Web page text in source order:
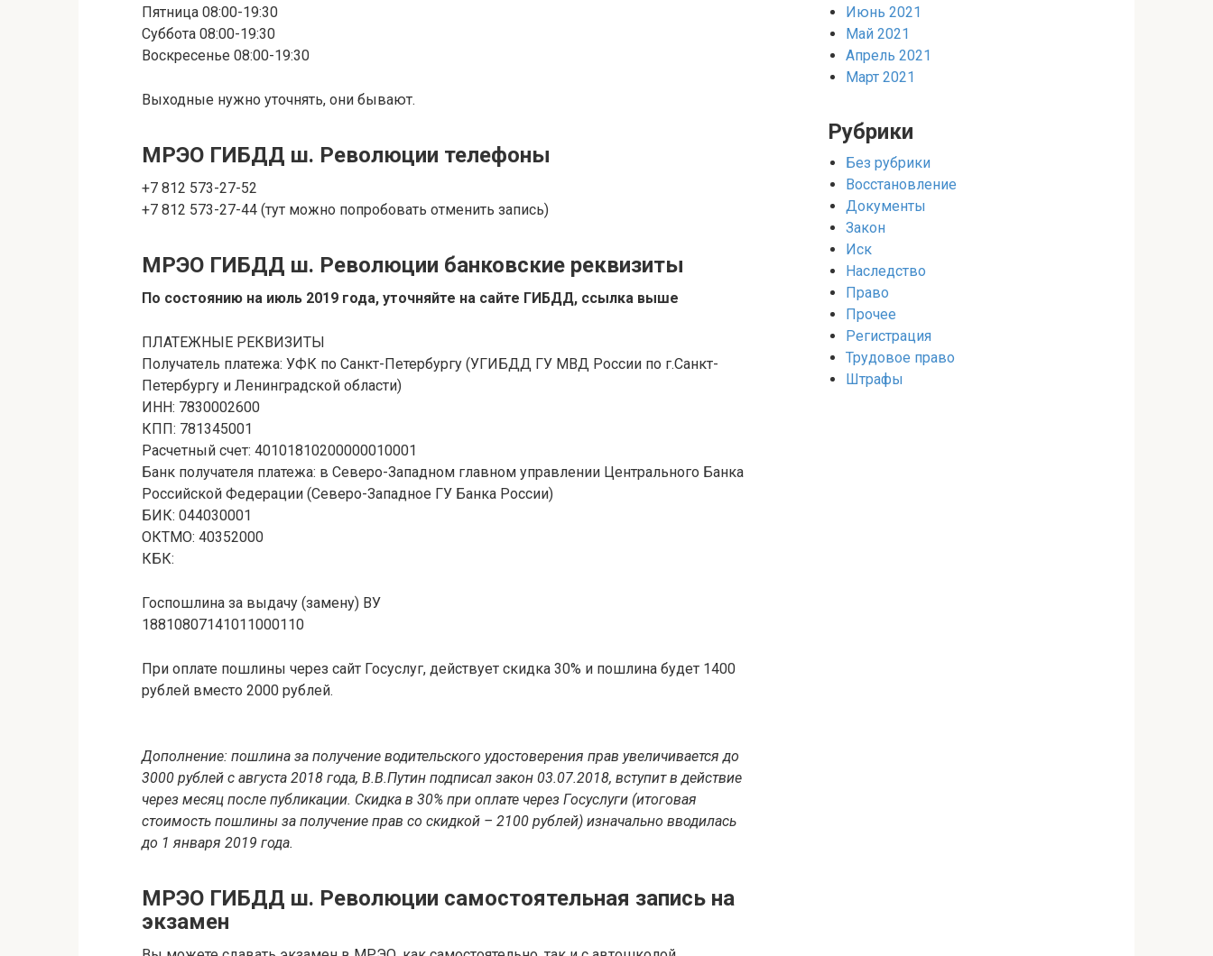
Пятница 08:00-19:30
Суббота 08:00-19:30
Воскресенье 08:00-19:30
Выходные нужно уточнять, они бывают.
МРЭО ГИБДД ш. Революции телефоны
+7 812 573-27-52
+7 812 573-27-44 (тут можно попробовать отменить запись)
МРЭО ГИБДД ш. Революции банковские реквизиты
По состоянию на июль 2019 года, уточняйте на сайте ГИБДД, ссылка выше
ПЛАТЕЖНЫЕ РЕКВИЗИТЫ
Получатель платежа: УФК по Санкт-Петербургу (УГИБДД ГУ МВД России по г.Санкт-
Петербургу и Ленинградской области)
ИНН: 7830002600
КПП: 781345001
Расчетный счет: 40101810200000010001
Банк получателя платежа: в Северо-Западном главном управлении Центрального Банка
Российской Федерации (Северо-Западное ГУ Банка России)
БИК: 044030001
ОКТМО: 40352000
КБК:
Госпошлина за выдачу (замену) ВУ
18810807141011000110
При оплате пошлины через сайт Госуслуг, действует скидка 30% и пошлина будет 1400
рублей вместо 2000 рублей.
Дополнение: пошлина за получение водительского удостоверения прав увеличивается до
3000 рублей с августа 2018 года, В.В.Путин подписал закон 03.07.2018, вступит в действие
через месяц после публикации. Скидка в 30% при оплате через Госуслуги (итоговая
стоимость пошлины за получение прав со скидкой – 2100 рублей) изначально вводилась
до 1 января 2019 года.
МРЭО ГИБДД ш. Революции самостоятельная запись на
экзамен
Июнь 2021
Май 2021
Апрель 2021
Март 2021
Рубрики
Без рубрики
Восстановление
Документы
Закон
Иск
Наследство
Право
Прочее
Регистрация
Трудовое право
Штрафы